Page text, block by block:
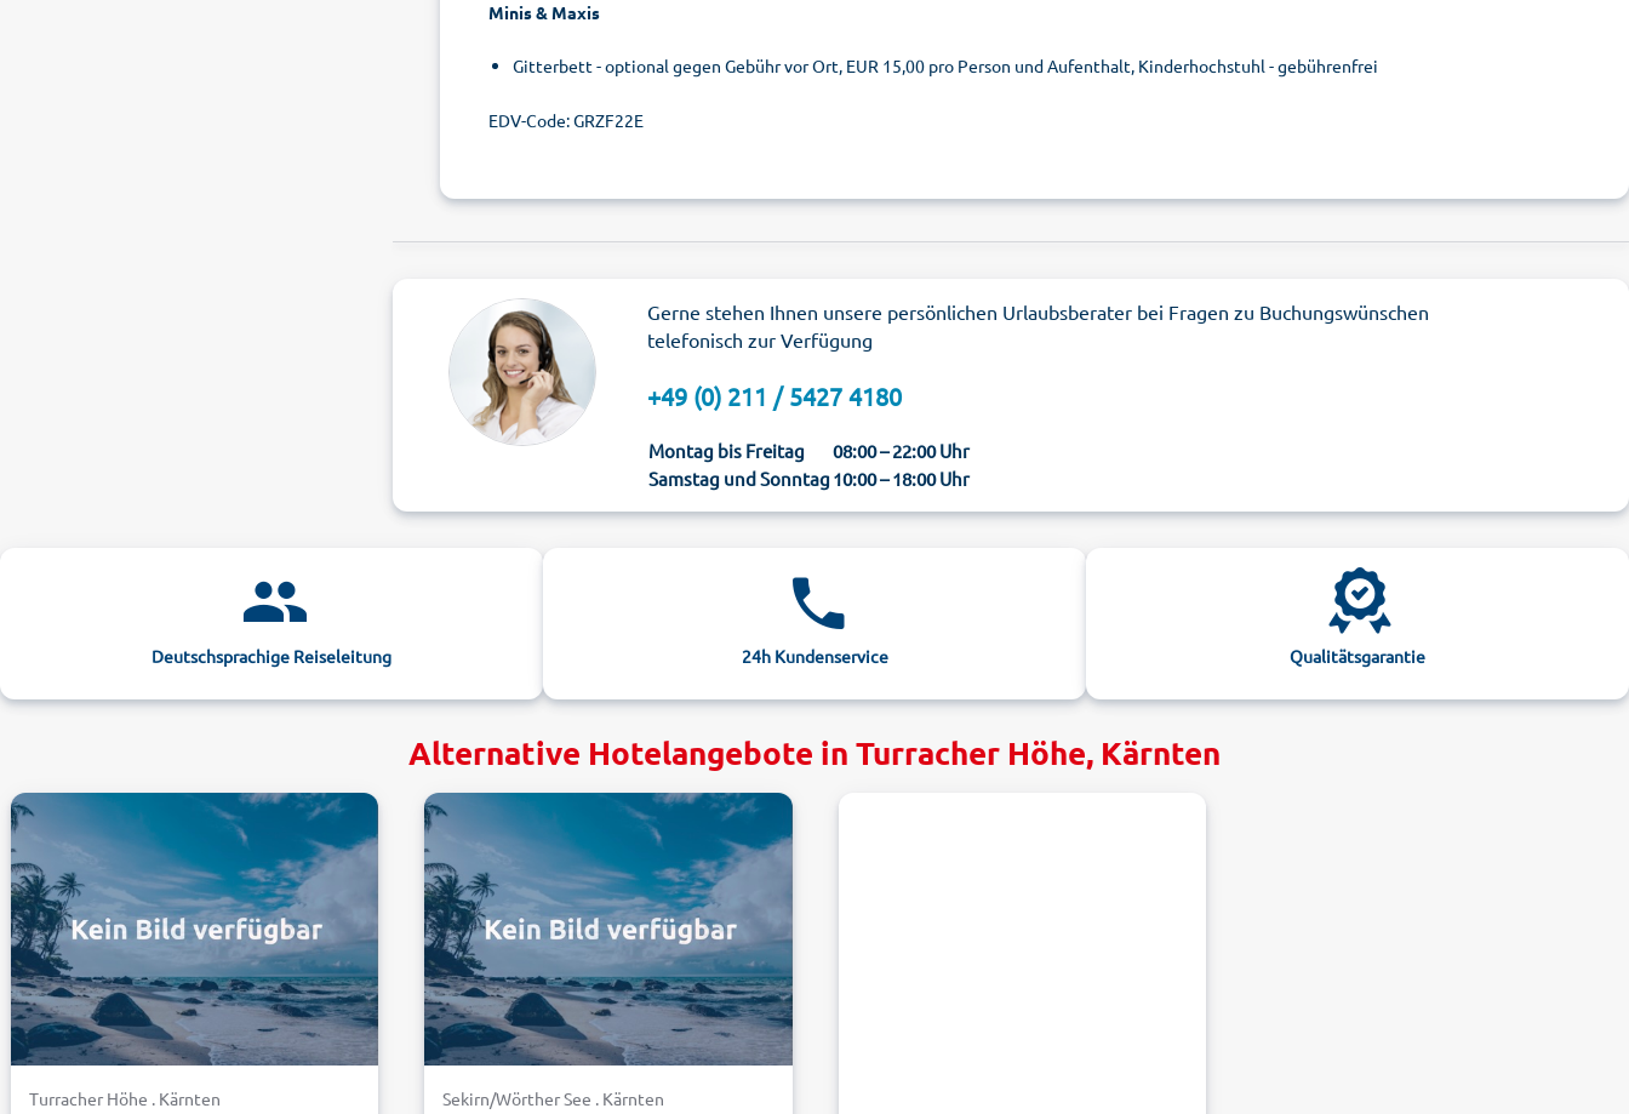
Minis & Maxis
Gitterbett - optional gegen Gebühr vor Ort, EUR 15,00 pro Person und Aufenthalt, Kinderhochstuhl - gebührenfrei
EDV-Code: GRZF22E
Gerne stehen Ihnen unsere persönlichen Urlaubsberater bei Fragen zu Buchungswünschen
telefonisch zur Verfügung
+49 (0) 211 / 5427 4180
Montag bis Freitag
08:00 – 22:00 Uhr
Samstag und Sonntag10:00 – 18:00 Uhr
Deutschsprachige Reiseleitung 24h Kundenservice Qualitätsgarantie
Alternative Hotelangebote in Turracher Höhe, Kärnten
Turracher Höhe . Kärnten Sekirn/Wörther See . Kärnten